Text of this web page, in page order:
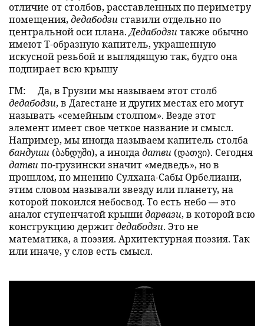
отличие от столбов, расставленных по периметру
помещения, дедабодзи ставили отдельно по
центральной оси плана. Дедабодзи также обычно
имеют T-образную капитель, украшенную
искусной резьбой и выглядящую так, будто она
подпирает всю крышу
ГМ:
Да, в Грузии мы называем этот столб
дедабодзи, в Дагестане и других местах его могут
называть «семейным столпом». Везде этот
элемент имеет свое четкое название и смысл.
Например, мы иногда называем капитель столба
бандуши (ბანდუში), а иногда датви (დათჳი). Сегодня
датви по-грузински значит «медведь», но в
прошлом, по мнению Сулхана-Сабы Орбелиани,
этим словом называли звезду или планету, на
которой покоился небосвод. То есть небо — это
аналог ступенчатой крышидарвази, в которой всю
конструкцию держитдедабодзи. Это не
математика, а поэзия. Архитектурная поэзия. Так
или иначе, у слов есть смысл.